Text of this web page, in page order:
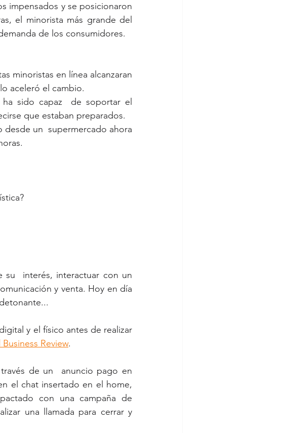
impensados y se posicionaron
el minorista más grande del
de los consumidores.
minoristas en línea alcanzaran
aceleró el cambio.
que estaban preparados.
su  interés, interactuar con un
y venta. Hoy en día
y el físico antes de realizar
Business Review.
de un  anuncio pago en
el chat insertado en el home,
con una campaña de
una llamada para cerrar y